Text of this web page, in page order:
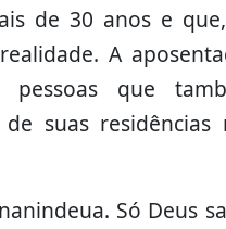
de 30 anos e
A
que
suas residências
Só Deus